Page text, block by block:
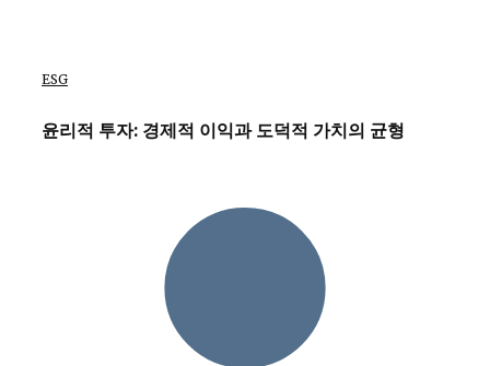
ESG
윤리적 투자: 경제적 이익과 도덕적 가치의 균형